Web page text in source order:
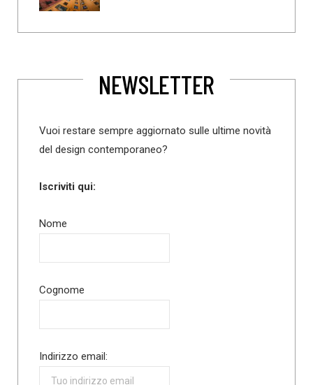
NEWSLETTER
Vuoi restare sempre aggiornato sulle ultime novità
del design contemporaneo?
Iscriviti qui:
Nome
Cognome
Indirizzo email: